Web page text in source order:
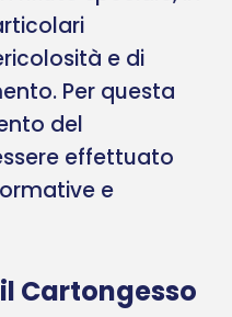
e di
Per questa
del
effettuato
e
Cartongesso